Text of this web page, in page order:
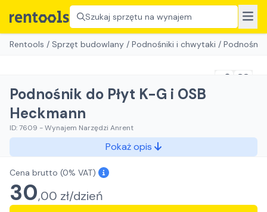
Szukaj sprzętu na wynajem
Rentools / Sprzęt budowlany / Podnośniki i chwytaki / Podnośnik
Podnośnik do Płyt K-G i OSB
Heckmann
ID:7609 -Wynajem Narzędzi Anrent
Pokaż opis
Cena brutto (0% VAT)
30,00 zł/dzień